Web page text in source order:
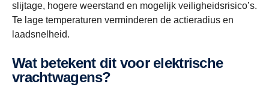
slijtage, hogere weerstand en mogelijk veiligheidsrisico’s.
Te lage temperaturen verminderen de actieradius en
laadsnelheid.
Wat betekent dit voor elektrische
vrachtwagens?